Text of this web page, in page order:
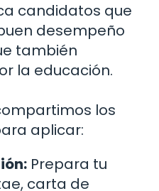
candidatos que
desempeño
también
la educación.
los
aplicar:
Prepara tu
carta de